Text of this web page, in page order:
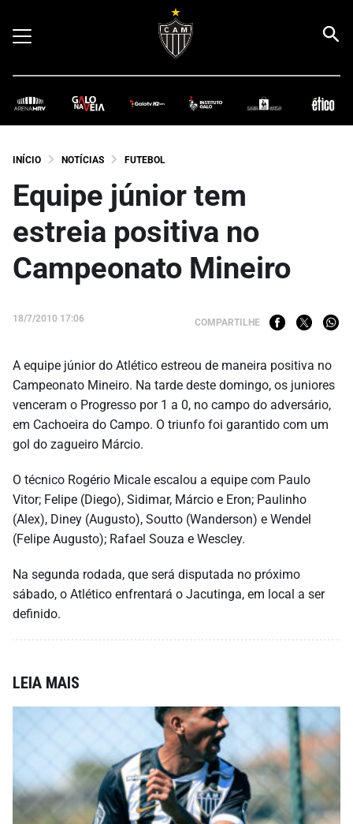
INÍCIO NOTÍCIAS FUTEBOL
Equipe júnior tem
estreia positiva no
Campeonato Mineiro
18/7/2010 17:06 COMPARTILHE
A equipe júnior do Atlético estreou de maneira positiva no
Campeonato Mineiro. Na tarde deste domingo, os juniores
venceram o Progresso por 1 a 0, no campo do adversário,
em Cachoeira do Campo. O triunfo foi garantido com um
gol do zagueiro Márcio.
O técnico Rogério Micale escalou a equipe com Paulo
Vitor; Felipe (Diego), Sidimar, Márcio e Eron; Paulinho
(Alex), Diney (Augusto), Soutto (Wanderson) e Wendel
(Felipe Augusto); Rafael Souza e Wescley.
Na segunda rodada, que será disputada no próximo
sábado, o Atlético enfrentará o Jacutinga, em local a ser
definido.
LEIA MAIS